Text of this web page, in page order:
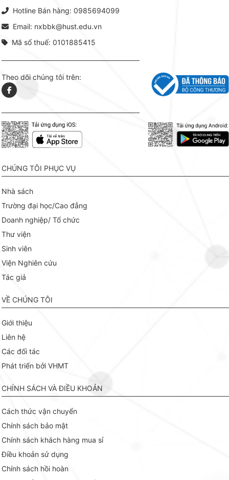
Hotline Bán hàng: 0985694099
Email: nxbbk@hust.edu.vn
Mã số thuế: 0101885415
Theo dõi chúng tôi trên:
CHÚNG TÔI PHỤC VỤ
Nhà sách
Trường đại học/Cao đẳng
Doanh nghiệp/ Tổ chức
Thư viện
Sinh viên
Viện Nghiên cứu
Tác giả
VỀ CHÚNG TÔI
Giới thiệu
Liên hệ
Các đối tác
Phát triển bởi VHMT
CHÍNH SÁCH VÀ ĐIỀU KHOẢN
Cách thức vận chuyển
Chính sách bảo mật
Chính sách khách hàng mua sỉ
Điều khoản sử dụng
Chính sách hồi hoàn